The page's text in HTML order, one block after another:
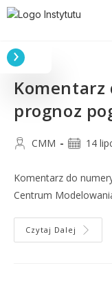
Komentarz
prognoz
CMM 14
Komentarz do
Centrum
Czytaj Dalej